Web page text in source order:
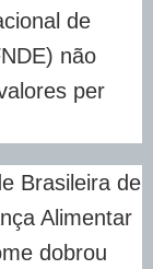
de
não
per
Brasileira de
Alimentar
dobrou